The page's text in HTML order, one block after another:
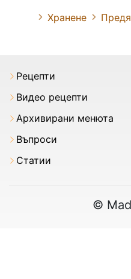
Хранене
Рецепти
Видео рецепти
Архивирани менюта
Въпроси
Статии
©